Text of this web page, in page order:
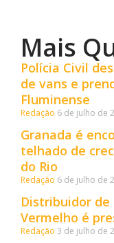
Mais
Polícia Civil
de vans e
Fluminense
Redação 6 de julho de
Granada é
telhado de
do Rio
Redação 6 de julho de
Distribuidor de
Vermelho é
Redação 3 de julho de